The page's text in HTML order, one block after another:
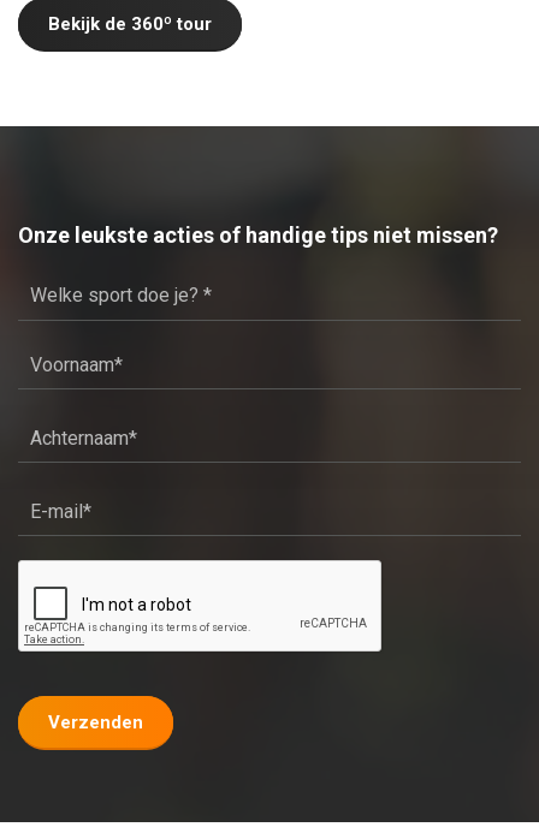
Dinsdag
09:20 - 17:20 uur
Woensdag
09:20 - 17:20 uur
Zaterdag
08:40 - 17:20 uur
Bekijk de 360º tour
Onze leukste acties of handige tips niet missen?
Verzenden